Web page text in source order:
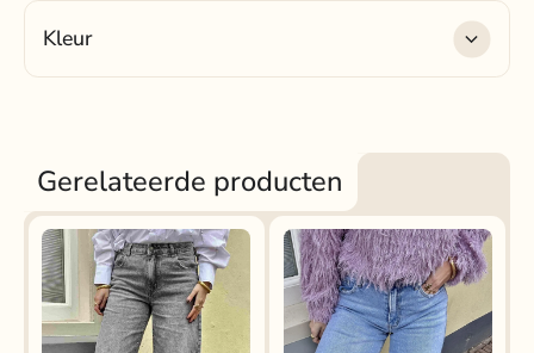
Kleur
Gerelateerde producten